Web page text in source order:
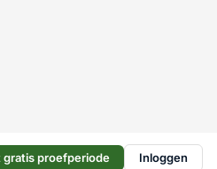
gratis proefperiode Inloggen